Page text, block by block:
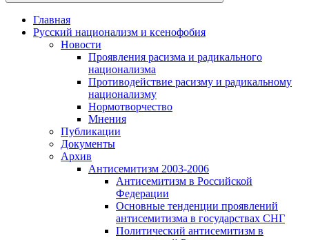
Главная
Русский национализм и ксенофобия
Новости
Проявления расизма и радикального
национализма
Противодействие расизму и радикальному
национализму
Нормотворчество
Мнения
Публикации
Документы
Архив
Антисемитизм 2003-2006
Антисемитизм в Российской
Федерации
Основные тенденции проявлений
антисемитизма в государствах СНГ
Политический антисемитизм в